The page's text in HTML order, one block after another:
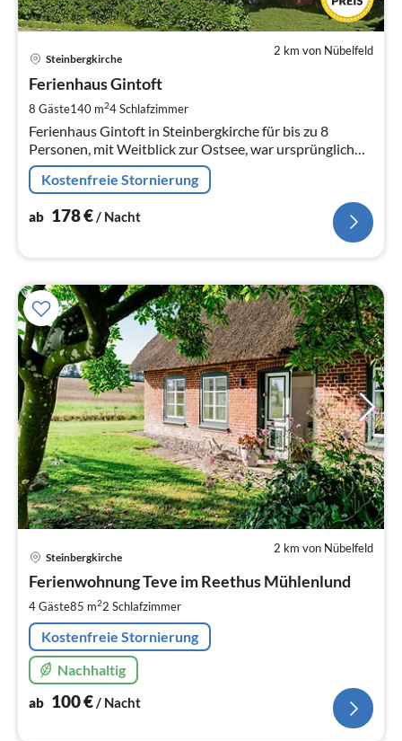
2 km von Nübelfeld
Steinbergkirche
Ferienhaus Gintoft
8 Gäste140 m24Schlafzimmer
Ferienhaus Gintoft in Steinbergkirche für bis zu 8
Personen, mit Weitblick zur Ostsee, war ursprünglich
ein Melkerhaus von 1920 und wurde umgebaut zu
einem gemütlichen Landhaus.
Kostenfreie Stornierung
ab 178€/ Nacht
2 km von Nübelfeld
Steinbergkirche
Ferienwohnung Teve im Reethus Mühlenlund
4 Gäste85 m22 Schlafzimmer
Kostenfreie Stornierung
Nachhaltig
ab 100€/ Nacht